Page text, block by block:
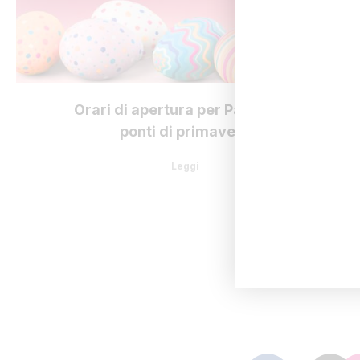
Orari di apertura per Pasqua e i
ponti di primavera
Leggi